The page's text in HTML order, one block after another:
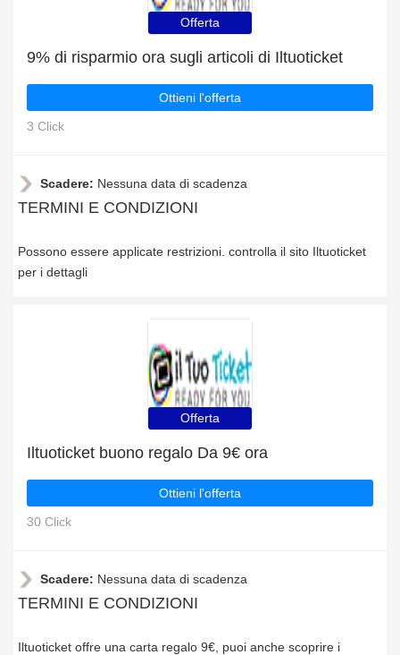
Offerta
9% di risparmio ora sugli articoli di Iltuoticket
Ottieni l'offerta
3 Click
Scadere: Nessuna data di scadenza
TERMINI E CONDIZIONI
Possono essere applicate restrizioni. controlla il sito Iltuoticket
per i dettagli
Offerta
Iltuoticket buono regalo Da 9€ ora
Ottieni l'offerta
30 Click
Scadere: Nessuna data di scadenza
TERMINI E CONDIZIONI
Iltuoticket offre una carta regalo 9€, puoi anche scoprire i